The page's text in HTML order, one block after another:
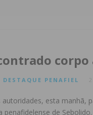
DESTAQUE PENAFIEL
esta manhã,
de